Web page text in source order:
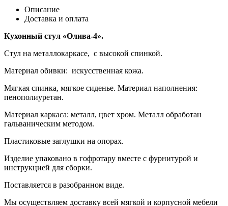
Описание
Доставка и оплата
Кухонный стул «Олива-4».
Стул на металлокаркасе, с высокой спинкой.
Материал обивки: искусственная кожа.
Мягкая спинка, мягкое сиденье. Материал наполнения:
пенополиуретан.
Материал каркаса: металл, цвет хром. Металл обработан
гальваническим методом.
Пластиковые заглушки на опорах.
Изделие упаковано в гофротару вместе с фурнитурой и
инструкцией для сборки.
Поставляется в разобранном виде.
Мы осуществляем доставку всей мягкой и корпусной мебели